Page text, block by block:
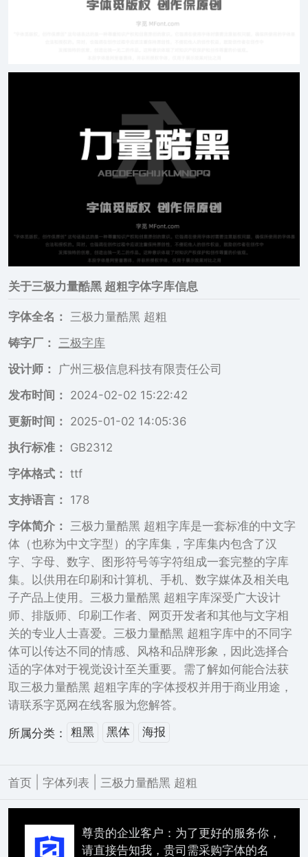
关于三极力量酷黑 超粗字体字库信息
字体全名：
三极力量酷黑 超粗
铸字厂：
三极字库
设计师：
广州三极信息科技有限责任公司
发布时间：
2024-02-02 15:22:42
更新时间：
2025-01-02 14:05:36
执行标准：
GB2312
字体格式： ttf
支持语言：
178
字体简介：
三极力量酷黑 超粗字库是一套标准的中文字
体（也称为中文字型）的字库集，字库集内包含了汉
字、字母、数字、图形符号等字符组成一套完整的字库
集。以供用在印刷和计算机、手机、数字媒体及相关电
子产品上使用。三极力量酷黑 超粗字库深受广大设计
师、排版师、印刷工作者、网页开发者和其他与文字相
关的专业人士喜爱。三极力量酷黑 超粗字库中的不同字
体可以传达不同的情感、风格和品牌形象，因此选择合
适的字体对于视觉设计至关重要。需了解如何能合法获
取三极力量酷黑 超粗字库的字体授权并用于商业用途，
请联系字觅网在线客服为您解答。
所属分类： 粗黑 黑体 海报
首页 字体列表 三极力量酷黑 超粗
尊贵的企业客户：为了更好的服务你，
请直接告知我，贵司需采购字体的名